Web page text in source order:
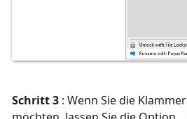
Schritt 3 : Wenn Sie die